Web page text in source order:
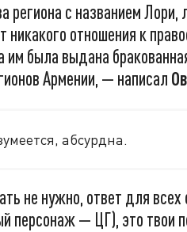
региона с названием
отношения к
им была выдана
Армении, — написал
абсурдна.
не нужно, ответ для всех
персонаж — ЦГ), это твои